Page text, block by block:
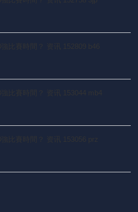
強比賽時間？ 资讯 152809 b46
強比賽時間？ 资讯 153044 mb4
強比賽時間？ 资讯 153056 prz